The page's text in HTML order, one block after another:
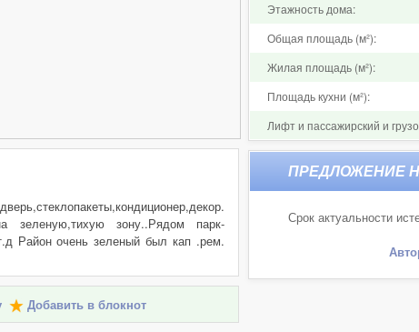
зону..Рядом парк-
Район очень зеленый был кап .рем.
Добавить в блокнот
Этажность дома:
Общая площадь (м²):
Жилая площадь (м²):
Площадь кухни (м²):
Лифт и пассажирский и
Срок актуальности